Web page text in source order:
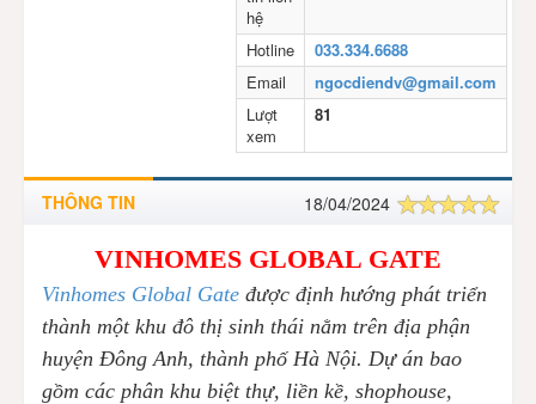
hệ
Hotline
033.334.6688
Email
ngocdiendv@gmail.com
Lượt
xem
81
THÔNG TIN 18/04/2024
VINHOMES GLOBAL GATE
Vinhomes Global Gate được định hướng phát triển
thành một khu đô thị sinh thái nằm trên địa phận
huyện Đông Anh, thành phố Hà Nội. Dự án bao
gồm các phân khu biệt thự, liền kề, shophouse,